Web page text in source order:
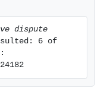
dispute
6 of